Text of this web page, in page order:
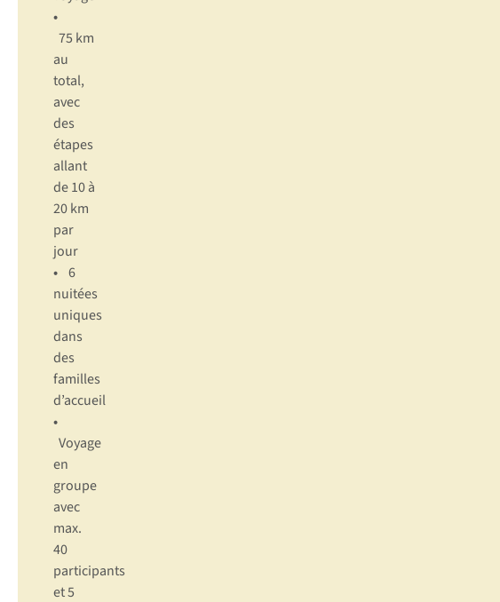
•
75 km
au
total,
avec
des
étapes
allant
de 10 à
20 km
par
jour
• 6
nuitées
uniques
dans
des
familles
d’accueil
•
Voyage
en
groupe
avec
max.
40
participants
et 5